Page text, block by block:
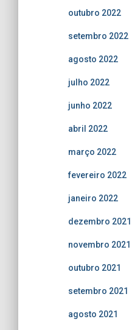
outubro 2022
setembro 2022
agosto 2022
julho 2022
junho 2022
abril 2022
março 2022
fevereiro 2022
janeiro 2022
dezembro 2021
novembro 2021
outubro 2021
setembro 2021
agosto 2021